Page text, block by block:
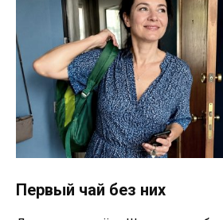
Первый чай без них